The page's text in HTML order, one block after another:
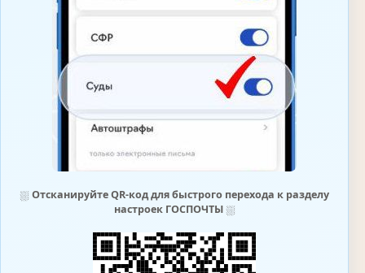
⛆ Отсканируйте QR-код для быстрого перехода к разделу
настроек ГОСПОЧТЫ⛆